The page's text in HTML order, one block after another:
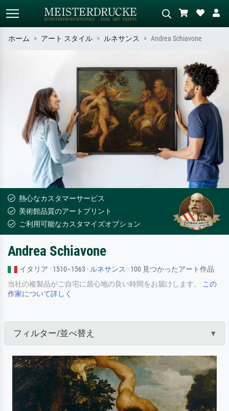
作家名・作品名・スタイルで検索
– 例：モネ、星月夜、印象派、北
斎の波、ヌード。
シーンを説明してください – 例：
緑の草原、赤の多い抽象画、暗い
油絵、木のそばの立ち姿のヌー
ド。
ホーム アート スタイル ルネサンス Andrea Schiavone
熱心なカスタマーサービス
美術館品質のアートプリント
ご利用可能なカスタマイズオプション
Andrea Schiavone
イタリア · 1510–1563 · ルネサンス · 100 見つかったアート作品
当社の複製品がご自宅に居心地の良い時間をお届けします。
この
作家について詳しく
フィルター/並べ替え